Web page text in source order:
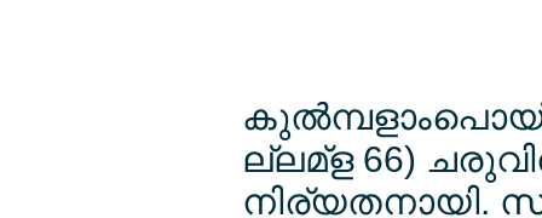
ല്ലമ്ള 66)
നിര്യതനായി.